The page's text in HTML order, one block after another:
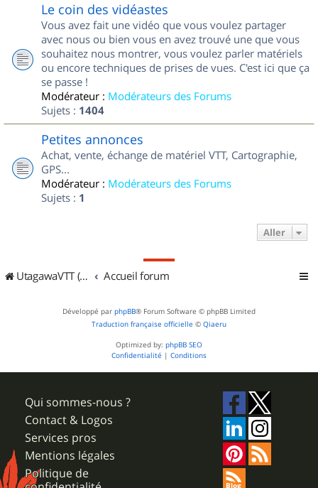
Le coin des vidéastes
Vous avez fait une vidéo que vous voulez partager
avec nous ou bien vous en avez trouvé une que vous
souhaitez nous montrer, vous voulez parler matériels
ou encore techniques de prises de vues. C'est ici que ça
se passe !
Modérateur : Modérateurs des Forums
Sujets : 1404
Petites annonces
Achat, vente, échange de matériel VTT, Cartographie,
GPS...
Modérateur : Modérateurs des Forums
Sujets : 1
Aller
UtagawaVTT (Randos VTT et VTTAE avec traces GPS) Accueil forum
Développé par phpBB® Forum Software © phpBB Limited
Traduction française officielle © Qiaeru
Optimized by: phpBB SEO
Confidentialité | Conditions
Qui sommes-nous ?
Contact & Logos
Services pros
Mentions légales
Politique de